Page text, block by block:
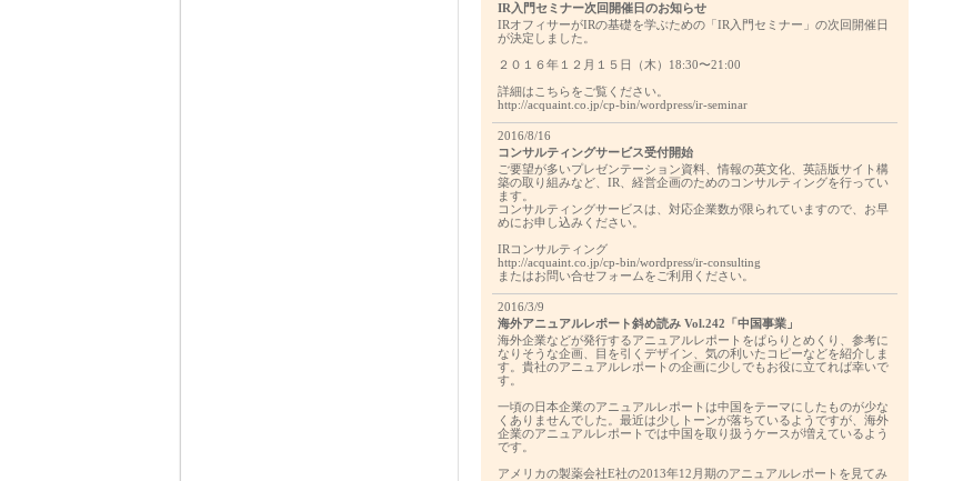
IR入門セミナー次回開催日のお知らせ
IRオフィサーがIRの基礎を学ぶための「IR入門セミナー」の次回開催日
が決定しました。
２０１６年１２月１５日（木）18:30〜21:00
詳細はこちらをご覧ください。
http://acquaint.co.jp/cp-bin/wordpress/ir-seminar
2016/8/16
コンサルティングサービス受付開始
ご要望が多いプレゼンテーション資料、情報の英文化、英語版サイト構
築の取り組みなど、IR、経営企画のためのコンサルティングを行ってい
ます。
コンサルティングサービスは、対応企業数が限られていますので、お早
めにお申し込みください。
IRコンサルティング
http://acquaint.co.jp/cp-bin/wordpress/ir-consulting
またはお問い合せフォームをご利用ください。
2016/3/9
海外アニュアルレポート斜め読み Vol.242「中国事業」
海外企業などが発行するアニュアルレポートをぱらりとめくり、参考に
なりそうな企画、目を引くデザイン、気の利いたコピーなどを紹介しま
す。貴社のアニュアルレポートの企画に少しでもお役に立てれば幸いで
す。
一頃の日本企業のアニュアルレポートは中国をテーマにしたものが少な
くありませんでした。最近は少しトーンが落ちているようですが、海外
企業のアニュアルレポートでは中国を取り扱うケースが増えているよう
です。
アメリカの製薬会社E社の2013年12月期のアニュアルレポートを見てみ